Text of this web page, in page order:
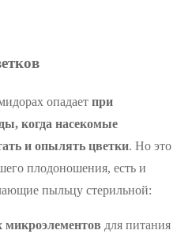
опадает при
когда насекомые
и опылять цветки. Но это
плодоношения, есть и
пыльцу стерильной:
микроэлементов для питания